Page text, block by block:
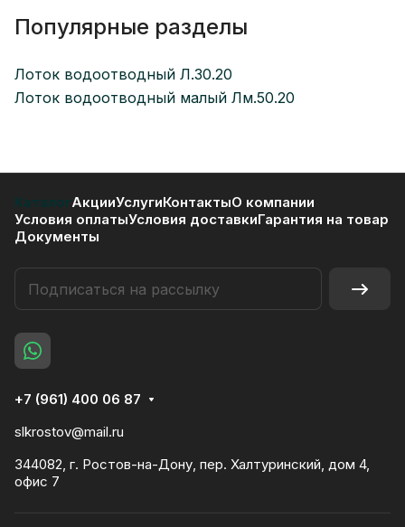
Популярные разделы
Лоток водоотводный Л.30.20
Лоток водоотводный малый Лм.50.20
КаталогАкцииУслугиКонтактыО компании
Условия оплатыУсловия доставкиГарантия на товар
Документы
+7 (961) 400 06 87
slkrostov@mail.ru
344082, г. Ростов-на-Дону, пер. Халтуринский, дом 4,
офис 7